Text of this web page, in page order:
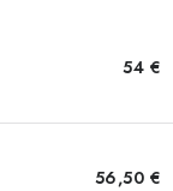
54 €
56,50 €